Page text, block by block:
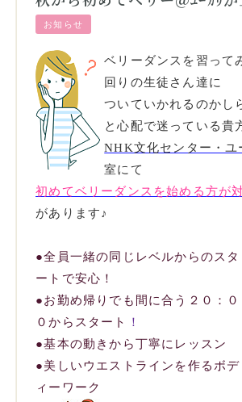
お知らせ
ベリーダンスを習って
回りの生徒さん達に
ついていかれるのかし
と心配で迷っている貴
NHK文化センター・ユ
室にて
初めてベリーダンスを始める方が
があります♪
●全員一緒の同じレベルからのスタ
ートで安心！
●お勤め帰りでも間に合う２０：０
０からスタート
！
●基本の動きから丁寧にレッスン
●美しいウエストラインを作るボデ
ィーワーク